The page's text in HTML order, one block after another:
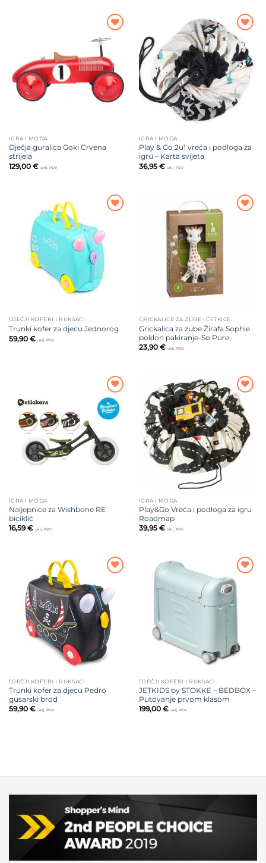
Dodajte
na listu
želja
IGRA I MODA
Dječja guralica Goki Crvena
strijela
129,00 € uklj. PDV
Dodajte
na listu
želja
IGRA I MODA
Play & Go 2u1 vreća i podloga za
igru – Karta svijeta
36,95 € uklj. PDV
želja
DJEČJI KOFERI I RUKSACI
Trunki kofer za djecu Jednorog
59,90 € uklj. PDV
GRICKALICE ZA ZUBE I ČETKICE
Grickalica za zube Žirafa Sophie
poklon pakiranje-So Pure
23,90 € uklj. PDV
Dodajte
na listu
želja
IGRA I MODA
Naljepnice za Wishbone RE
biciklić
16,59€ uklj. PDV
Dodajte
na listu
želja
IGRA I MODA
Play&Go Vreća i podloga za igru
Roadmap
39,95 € uklj. PDV
na listu
želja
DJEČJI KOFERI I RUKSACI
Trunki kofer za djecu Pedro
gusarski brod
59,90 € uklj. PDV
Dodajte
na listu
DJEČJI KOFERI I RUKSACI
JETKIDS by STOKKE – BEDBOX –
Putovanje prvom klasom
199,00 € uklj. PDV